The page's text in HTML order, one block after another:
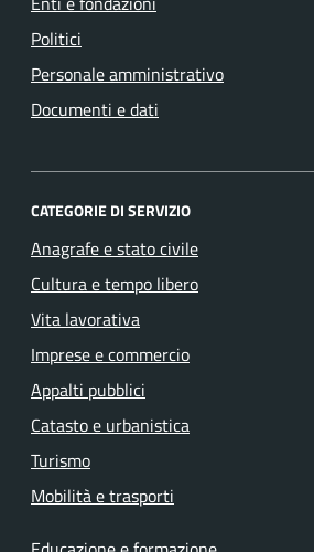
Politici
Personale amministrativo
Documenti e dati
CATEGORIE DI SERVIZIO
Anagrafe e stato civile
Cultura e tempo libero
Vita lavorativa
Imprese e commercio
Appalti pubblici
Catasto e urbanistica
Turismo
Mobilità e trasporti